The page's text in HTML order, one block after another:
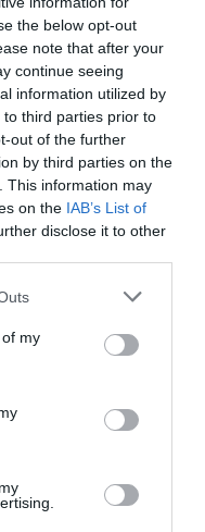
the below opt-out
note that after your
continue seeing
information utilized by
third parties prior to
out of the further
by third parties on the
This information may
on the IAB’s List of
disclose it to other
my
produkt